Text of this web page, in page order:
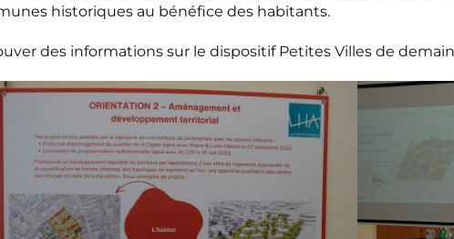
historiques au bénéfice des habitants.
des informations sur le dispositif Petites Villes de